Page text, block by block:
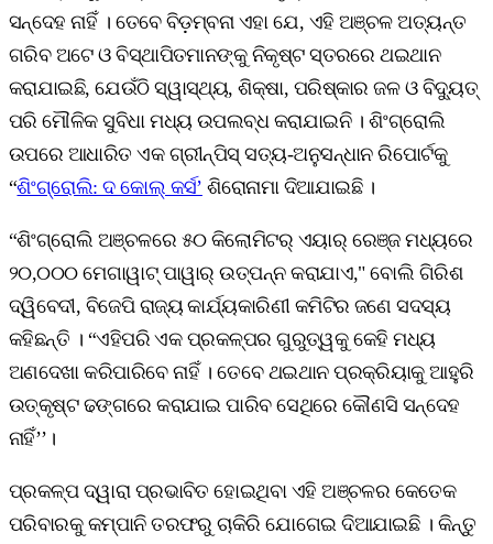
ସନ୍ଦେହ ନାହିଁ । ତେବେ ବିଡ଼ମ୍ବନା ଏହା ଯେ, ଏହି ଅଞ୍ଚଳ ଅତ୍ୟନ୍ତ
ଗରିବ ଅଟେ ଓ ବିସ୍ଥାପିତମାନଙ୍କୁ ନିକୃଷ୍ଟ ସ୍ତରରେ ଥଇଥାନ
କରାଯାଇଛି, ଯେଉଁଠି ସ୍ୱାସ୍ଥ୍ୟ, ଶିକ୍ଷା, ପରିଷ୍କାର ଜଳ ଓ ବିଦ୍ୟୁତ୍‌
ପରି ମୌଳିକ ସୁବିଧା ମଧ୍ୟ ଉପଲବ୍ଧ କରାଯାଇନି । ଶିଂଗ୍ରୋଲି
ଉପରେ ଆଧାରିତ ଏକ ଗ୍ରୀନ୍‌ପିସ୍‌ ସତ୍ୟ-ଅନୁସନ୍ଧାନ ରିପୋର୍ଟକୁ
“ଶିଂଗ୍ରୋଲି: ଦ କୋଲ୍‌ କର୍ସ’ ଶିରୋନାମା ଦିଆଯାଇଛି ।
“ଶିଂଗ୍ରୋଲି ଅଞ୍ଚଳରେ ୫୦ କିଲୋମିଟର୍‌ ଏୟାର୍‌ ରେଞ୍ଜ ମଧ୍ୟରେ
୨୦,୦୦୦ ମେଗାୱାଟ୍‌ ପାୱାର୍‌ ଉତ୍ପନ୍ନ କରାଯାଏ," ବୋଲି ଗିରିଶ
ଦ୍ୱିବେଦୀ, ବିଜେପି ରାଜ୍ୟ କାର୍ଯ୍ୟକାରିଣୀ କମିଟିର ଜଣେ ସଦସ୍ୟ
କହିଛନ୍ତି । “ଏହିପରି ଏକ ପ୍ରକଳ୍ପର ଗୁରୁତ୍ୱକୁ କେହି ମଧ୍ୟ
ଅଣଦେଖା କରିପାରିବେ ନାହିଁ । ତେବେ ଥଇଥାନ ପ୍ରକ୍ରିୟାକୁ ଆହୁରି
ଉତ୍କୃଷ୍ଟ ଢଙ୍ଗରେ କରାଯାଇ ପାରିବ ସେଥିରେ କୌଣସି ସନ୍ଦେହ
ନାହିଁ’’।
ପ୍ରକଳ୍ପ ଦ୍ୱାରା ପ୍ରଭାବିତ ହୋଇଥିବା ଏହି ଅଞ୍ଚଳର କେତେକ
ପରିବାରକୁ କମ୍ପାନି ତରଫରୁ ଚାକିରି ଯୋଗେଇ ଦିଆଯାଇଛି । କିନ୍ତୁ